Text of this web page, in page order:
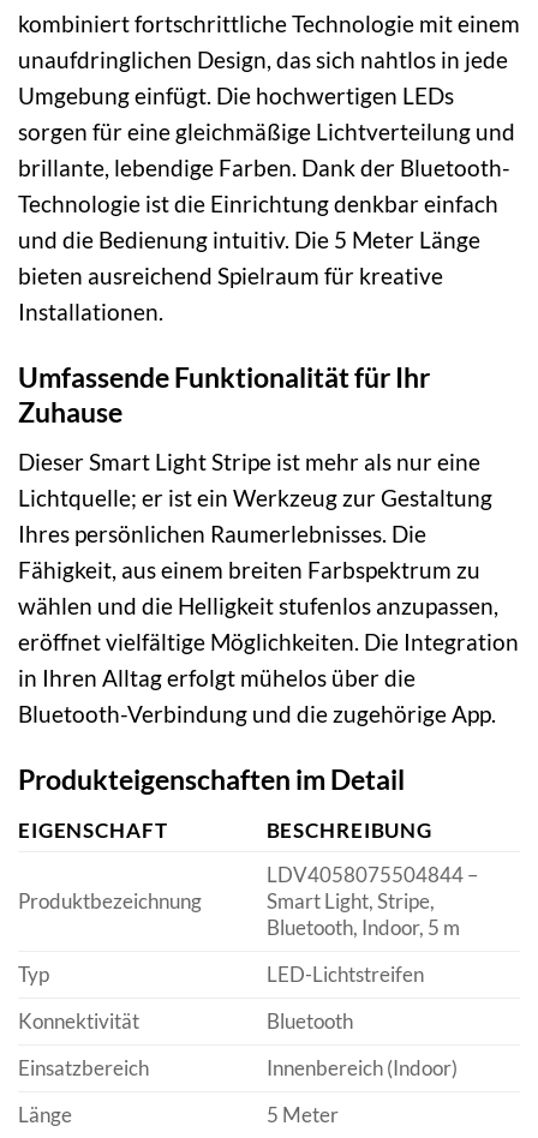
kombiniert fortschrittliche Technologie mit einem
unaufdringlichen Design, das sich nahtlos in jede
Umgebung einfügt. Die hochwertigen LEDs
sorgen für eine gleichmäßige Lichtverteilung und
brillante, lebendige Farben. Dank der Bluetooth-
Technologie ist die Einrichtung denkbar einfach
und die Bedienung intuitiv. Die 5 Meter Länge
bieten ausreichend Spielraum für kreative
Installationen.
Umfassende Funktionalität für Ihr
Zuhause
Dieser Smart Light Stripe ist mehr als nur eine
Lichtquelle; er ist ein Werkzeug zur Gestaltung
Ihres persönlichen Raumerlebnisses. Die
Fähigkeit, aus einem breiten Farbspektrum zu
wählen und die Helligkeit stufenlos anzupassen,
eröffnet vielfältige Möglichkeiten. Die Integration
in Ihren Alltag erfolgt mühelos über die
Bluetooth-Verbindung und die zugehörige App.
Produkteigenschaften im Detail
EIGENSCHAFT BESCHREIBUNG
Produktbezeichnung
LDV4058075504844 –
Smart Light, Stripe,
Bluetooth, Indoor, 5 m
Typ
LED-Lichtstreifen
Konnektivität
Bluetooth
Einsatzbereich
Innenbereich (Indoor)
Länge
5 Meter